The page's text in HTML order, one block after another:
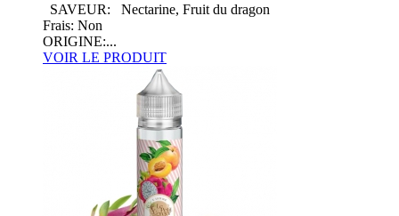
SAVEUR: Nectarine, Fruit du dragon
Frais: Non
ORIGINE:...
VOIR LE PRODUIT